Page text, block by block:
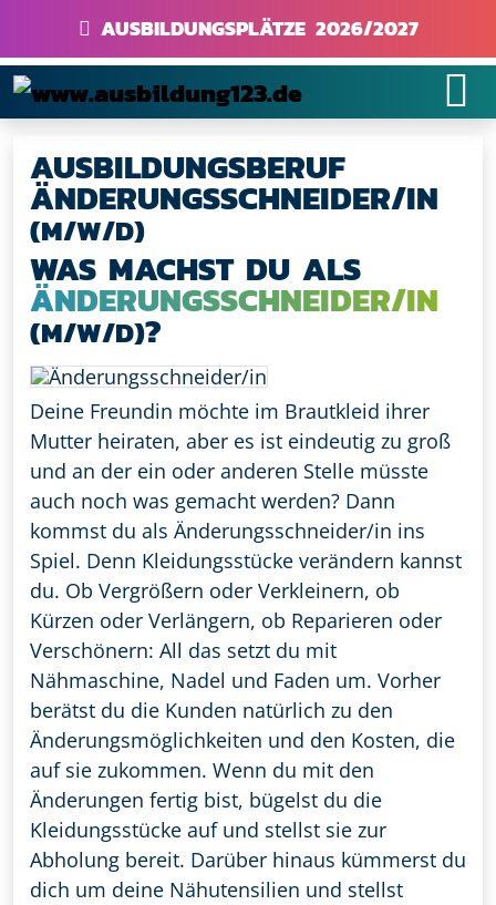
AUSBILDUNGSPLÄTZE 2026/2027
AUSBILDUNGSBERUF
ÄNDERUNGSSCHNEIDER/IN
(M/W/D)
WAS MACHST DU ALS
ÄNDERUNGSSCHNEIDER/IN
(M/W/D)?
Deine Freundin möchte im Brautkleid ihrer
Mutter heiraten, aber es ist eindeutig zu groß
und an der ein oder anderen Stelle müsste
auch noch was gemacht werden? Dann
kommst du als Änderungsschneider/in ins
Spiel. Denn Kleidungsstücke verändern kannst
du. Ob Vergrößern oder Verkleinern, ob
Kürzen oder Verlängern, ob Reparieren oder
Verschönern: All das setzt du mit
Nähmaschine, Nadel und Faden um. Vorher
berätst du die Kunden natürlich zu den
Änderungsmöglichkeiten und den Kosten, die
auf sie zukommen. Wenn du mit den
Änderungen fertig bist, bügelst du die
Kleidungsstücke auf und stellst sie zur
Abholung bereit. Darüber hinaus kümmerst du
dich um deine Nähutensilien und stellst